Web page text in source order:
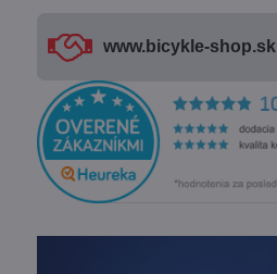
www​.bicykle-shop​.sk